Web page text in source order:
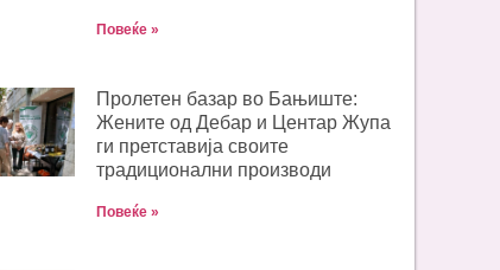
Повеќе »
Пролетен базар во Бањиште:
Жените од Дебар и Центар Жупа
ги претставија своите
традиционални производи
Повеќе »